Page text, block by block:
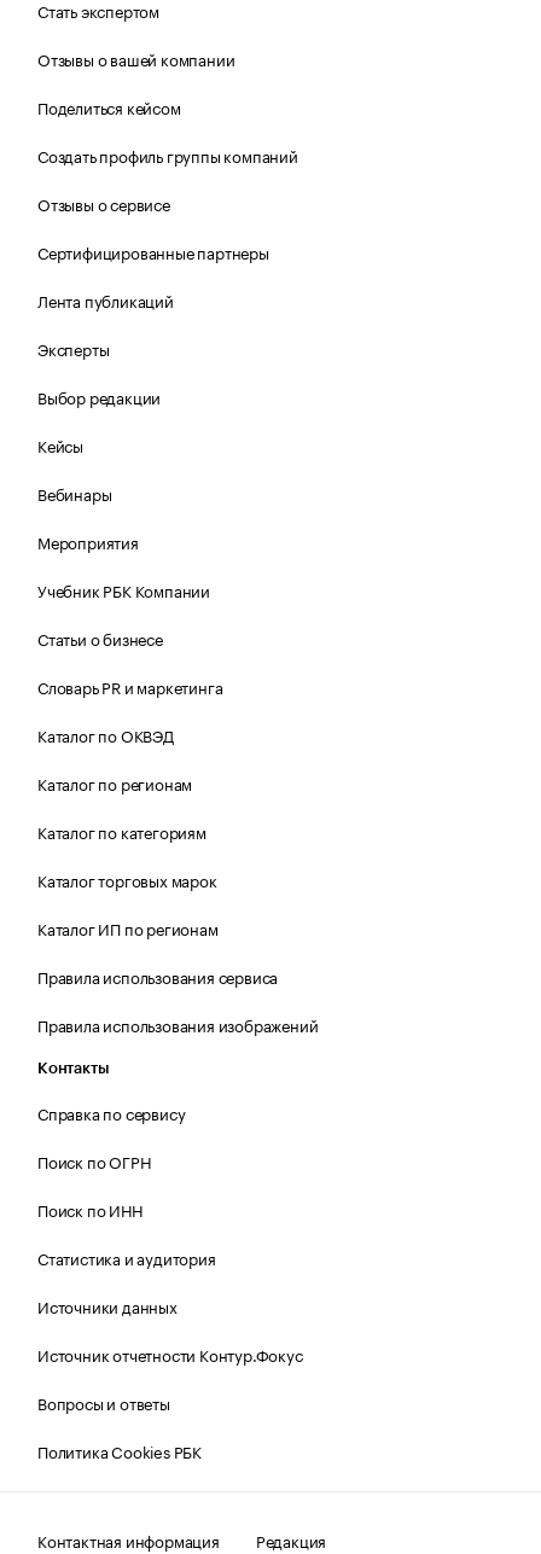
Стать экспертом
Отзывы о вашей компании
Поделиться кейсом
Создать профиль группы компаний
Отзывы о сервисе
Сертифицированные партнеры
Лента публикаций
Эксперты
Выбор редакции
Кейсы
Вебинары
Мероприятия
Учебник РБК Компании
Статьи о бизнесе
Словарь PR и маркетинга
Каталог по ОКВЭД
Каталог по регионам
Каталог по категориям
Каталог торговых марок
Каталог ИП по регионам
Правила использования сервиса
Правила использования изображений
Контакты
Справка по сервису
Поиск по ОГРН
Поиск по ИНН
Статистика и аудитория
Источники данных
Источник отчетности Контур.Фокус
Вопросы и ответы
Политика Cookies РБК
Контактная информация Редакция